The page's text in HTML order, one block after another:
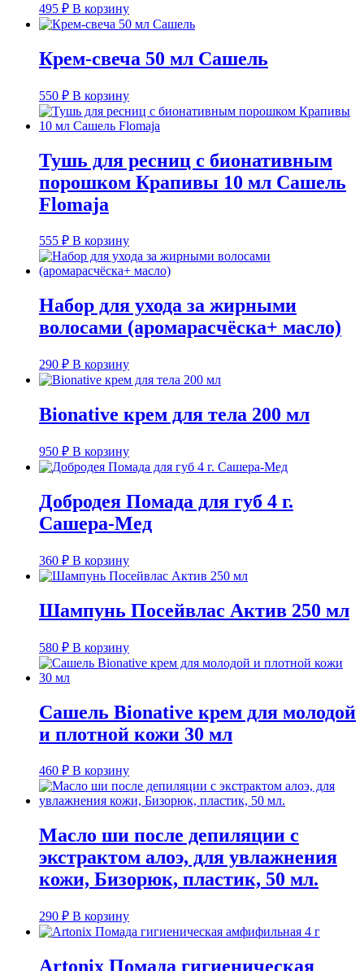
495 ₽ В корзину
Крем-свеча 50 мл Сашель
550 ₽ В корзину
Тушь для ресниц с бионативным
порошком Крапивы 10 мл Сашель
Flomaja
555 ₽ В корзину
Набор для ухода за жирными
волосами (аромарасчёска+ масло)
290 ₽ В корзину
Bionative крем для тела 200 мл
950 ₽ В корзину
Добродея Помада для губ 4 г.
Сашера-Мед
360 ₽ В корзину
Шампунь Посейвлас Актив 250 мл
580 ₽ В корзину
Сашель Bionative крем для молодой
и плотной кожи 30 мл
460 ₽ В корзину
Масло ши после депиляции с
экстрактом алоэ, для увлажнения
кожи, Бизорюк, пластик, 50 мл.
290 ₽ В корзину
Artonix Помада гигиеническая